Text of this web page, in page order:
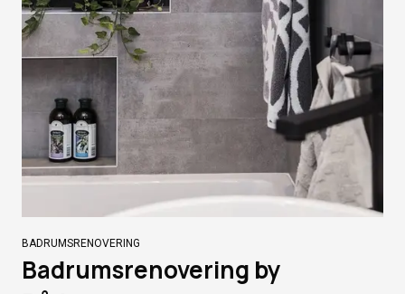
BADRUMSRENOVERING
Badrumsrenovering by